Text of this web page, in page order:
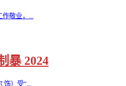
敬业，...
暴 2024
）受“...